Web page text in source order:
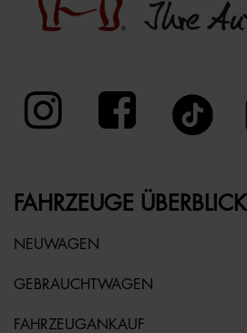
FAHRZEUGE ÜBERBLICK
NEUWAGEN
GEBRAUCHTWAGEN
FAHRZEUGANKAUF